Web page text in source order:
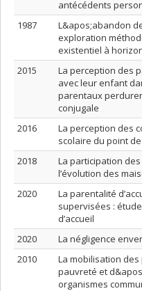
antécédents
1987
L&apos;abandon
exploration
existentiel à
2015
La perception des
avec leur enfant
parentaux
conjugale
2016
La perception des
scolaire du point
2018
La participation
l’évolution des
2020
La parentalité
supervisées :
d’accueil
2020
La négligence
2010
La mobilisation
pauvreté et
organismes